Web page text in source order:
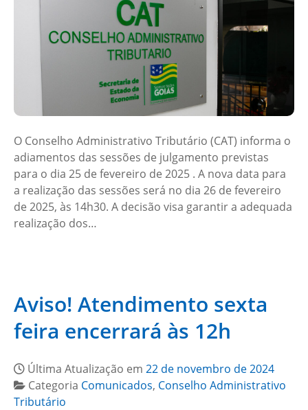
O Conselho Administrativo Tributário (CAT) informa o
adiamentos das sessões de julgamento previstas
para o dia 25 de fevereiro de 2025 . A nova data para
a realização das sessões será no dia 26 de fevereiro
de 2025, às 14h30. A decisão visa garantir a adequada
realização dos…
Aviso! Atendimento sexta
feira encerrará às 12h
Última Atualização em 22 de novembro de 2024
Categoria Comunicados, Conselho Administrativo
Tributário